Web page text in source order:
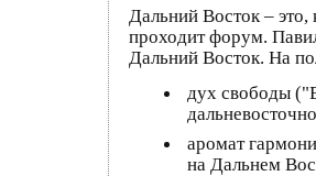
Дальний Восток –
проходит форум.
Дальний Восток. На
дух свободы
аромат
на Дальнем